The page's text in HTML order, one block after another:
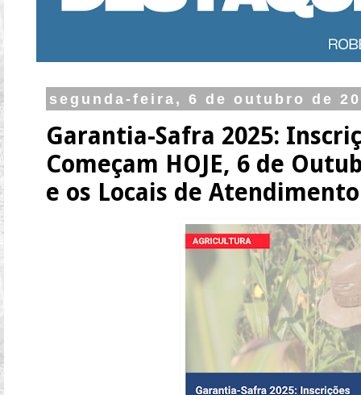
segunda-feira, 6 de outubro de
Garantia-Safra 2025:
Começam HOJE, 6 de
e os Locais de